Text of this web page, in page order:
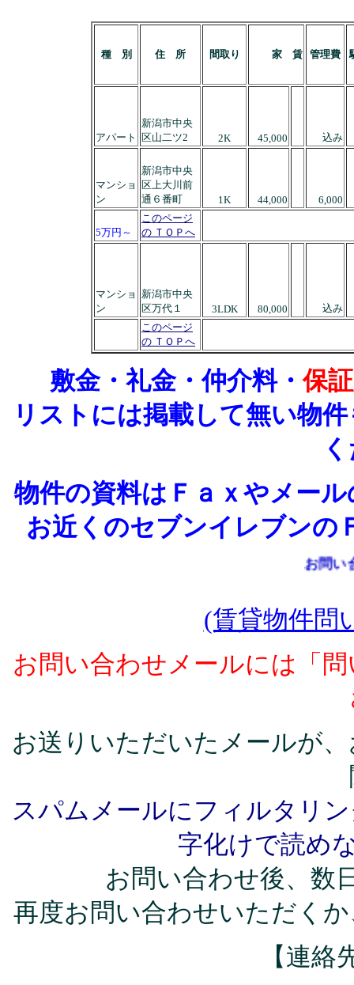
種 別 住 所 間取り 家 賃 管理費
アパート
新潟市中央
区山二ツ2
2K 45 ,000 込み
マンショ
ン
新潟市中央
区上大川前
通６番町
1K 44,000 6,000
5万円～
このページ
の ＴＯＰへ
マンショ
ン
新潟市中央
区万代１
3LDK 80,000
込み
このページ
の ＴＯＰへ
敷金・礼金・仲介料・保
リストには掲載して無い物
物件の資料はＦａｘやメー
お近くのセブンイレブンの
お問い合
(賃貸物件問
お問い合わせメールには「
お送りいただいたメールが
スパムメールにフィルタリ
字化けで読め
お問い合わせ後、数
再度お問い合わせいただく
【連絡